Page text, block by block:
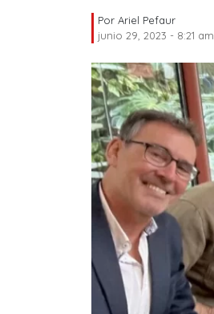
Por Ariel Pefaur
junio 29, 2023 - 8:21 am